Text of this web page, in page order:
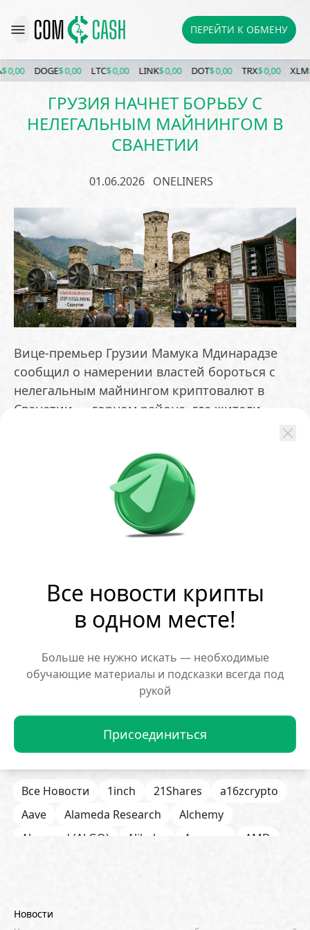
ПЕРЕЙТИ К ОБМЕНУ
DOGE$ 0,00 LTC$ 0,00 LINK$ 0,00 DOT$ 0,00 TRX$ 0,00 XLM$
Все новости крипты
в одном месте!
Больше не нужно искать — необходимые
обучающие материалы и подсказки всегда под
рукой
Присоединиться
ГРУЗИЯ НАЧНЕТ БОРЬБУ С
НЕЛЕГАЛЬНЫМ МАЙНИНГОМ В
СВАНЕТИИ
01.06.2026 ONELINERS
Вице-премьер Грузии Мамука Мдинарадзе
сообщил о намерении властей бороться с
нелегальным майнингом криптовалют в
Сванетии — горном районе, где жители
По его словам, добыча крипты создает
перегрузку энергосети, снижает качество
подачи света и вредит как местному
населению, так и казне. Для выявления
аномально высокого потребления
ОБМЕНЯТЬ
Популярные новости:
Мем-монета BP на Solana
29.01.2026 12:50:19 29.01.2026 12:48:16
Все Новости 1inch 21Shares
a16zcrypto
Aave
Alameda Research
Alchemy
Algorand (ALGO)
Alibaba Amazon
AMD
Aster
Новости